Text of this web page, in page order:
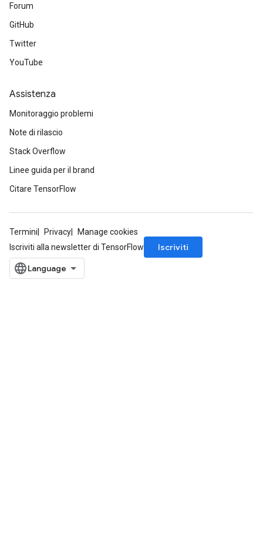
Forum
GitHub
Twitter
YouTube
Assistenza
Monitoraggio problemi
Note di rilascio
Stack Overflow
Linee guida per il brand
Citare TensorFlow
Termini Privacy
Manage cookies
Iscriviti alla newsletter di TensorFlow
Iscriviti